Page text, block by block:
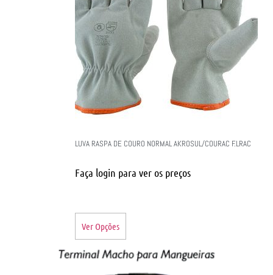
LUVA RASPA DE COURO NORMAL AKROSUL/COURAC F.LRAC
Faça login para ver os preços
Ver Opções